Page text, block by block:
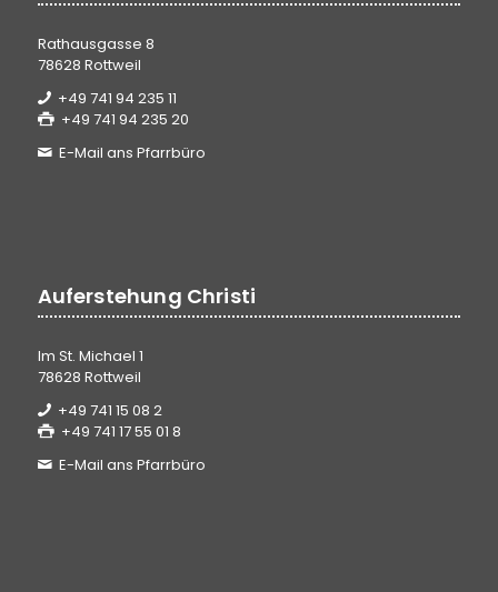
Rathausgasse 8
78628 Rottweil
+49 741 94 235 11
+49 741 94 235 20
E-Mail ans Pfarrbüro
Auferstehung Christi
Im St. Michael 1
78628 Rottweil
+49 741 15 08 2
+49 741 17 55 01 8
E-Mail ans Pfarrbüro